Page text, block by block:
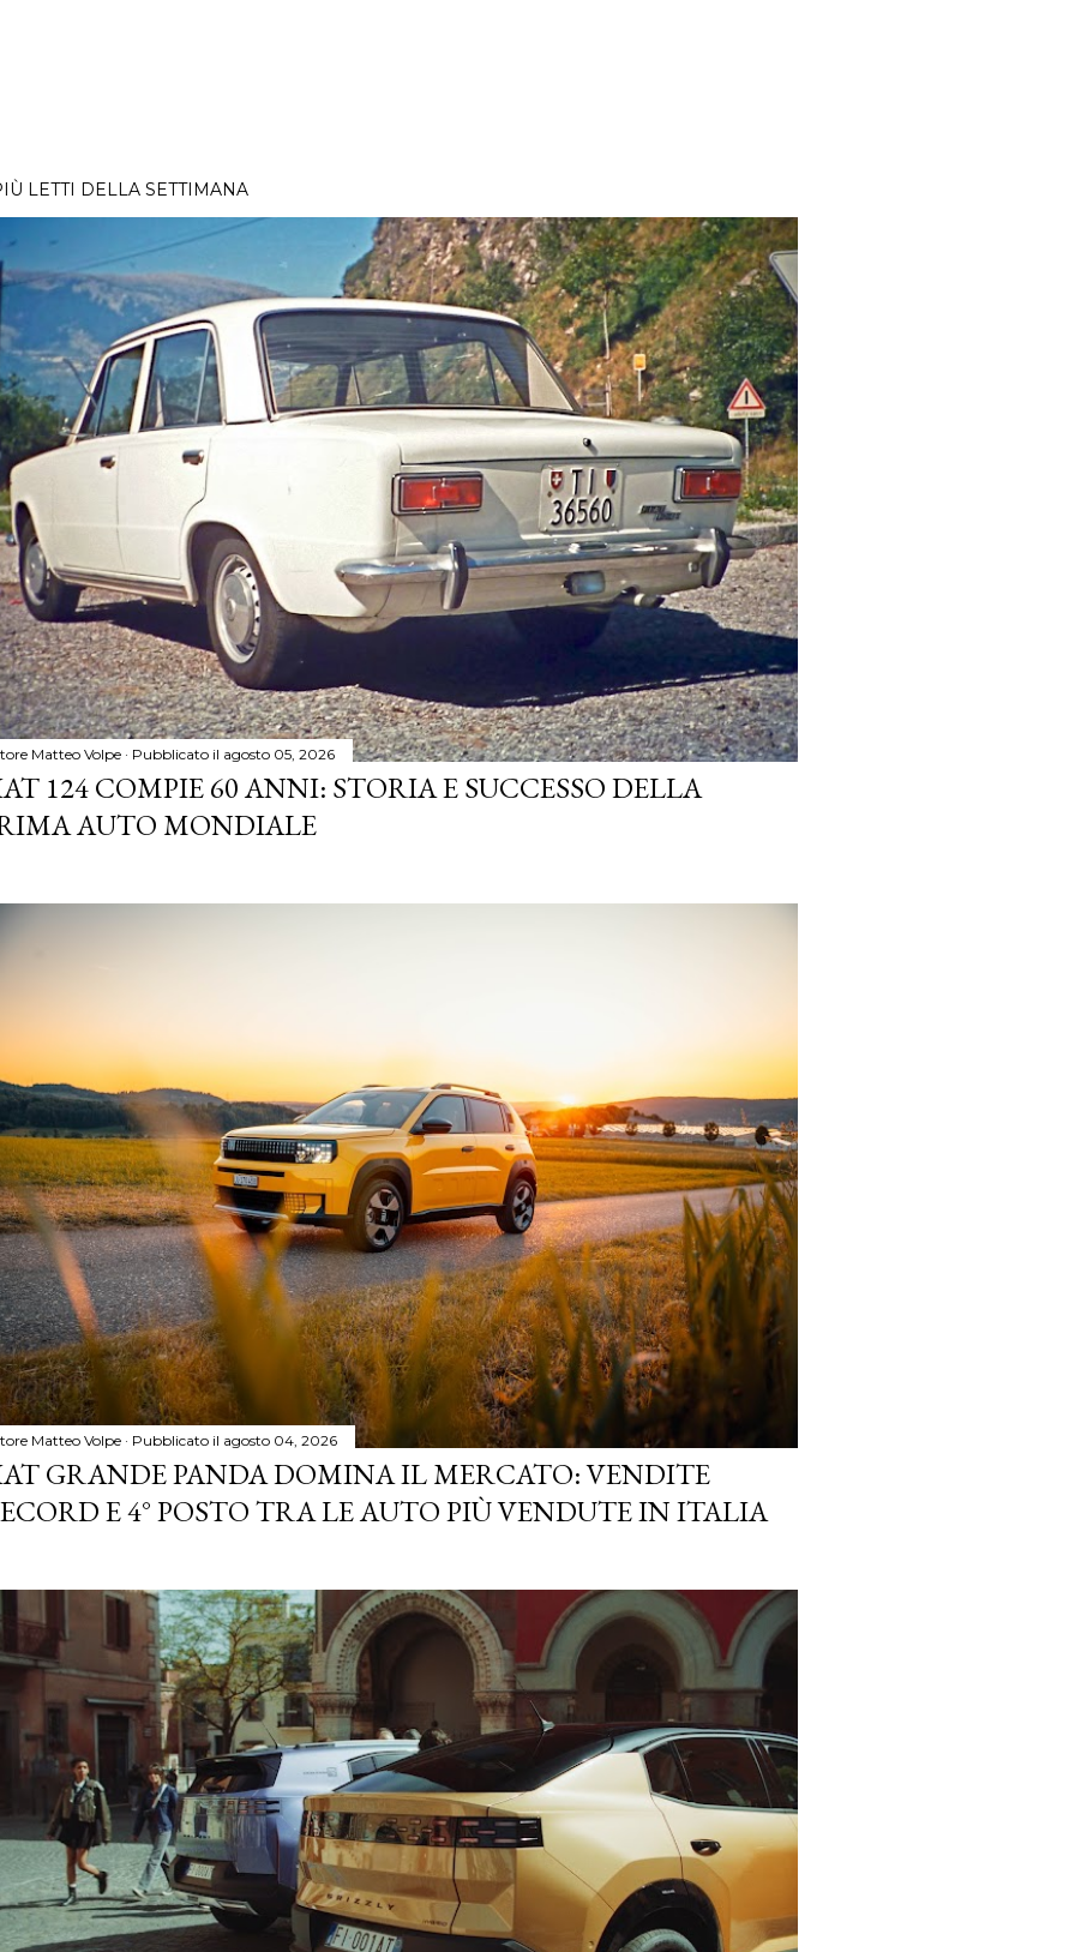
LETTI DELLA SETTIMANA
Matteo Volpe Pubblicato il agosto 05, 2026
124 COMPIE 60 ANNI: STORIA E SUCCESSO DELLA
AUTO MONDIALE
Matteo Volpe Pubblicato il agosto 04, 2026
GRANDE PANDA DOMINA IL MERCATO: VENDITE
E 4° POSTO TRA LE AUTO PIÙ VENDUTE IN ITALIA